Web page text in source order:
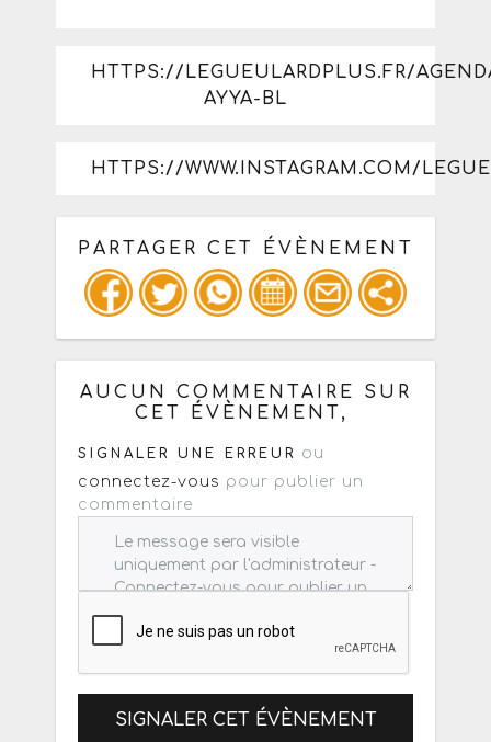
HTTPS://LEGUEULARDPLUS.FR/
AYYA-BL
HTTPS://WWW.INSTAGRAM.COM/
PARTAGER CET ÉVÈNEMENT
Copiez les infos ci-dessous pour un
: mail / forum / réseau social
AUCUN COMMENTAIRE SUR
CET ÉVÈNEMENT,
SIGNALER UNE ERREUR
ou
connectez-vous pour publier un
commentaire
SIGNALER CET ÉVÈNEMENT